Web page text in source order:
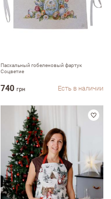
Пасхальный гобеленовый фартук
Соцветие
740 грн Есть в наличии